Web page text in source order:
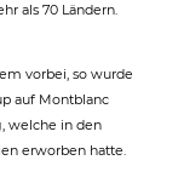
als 70 Ländern.
vorbei, so wurde
auf Montblanc
welche in den
erworben hatte.